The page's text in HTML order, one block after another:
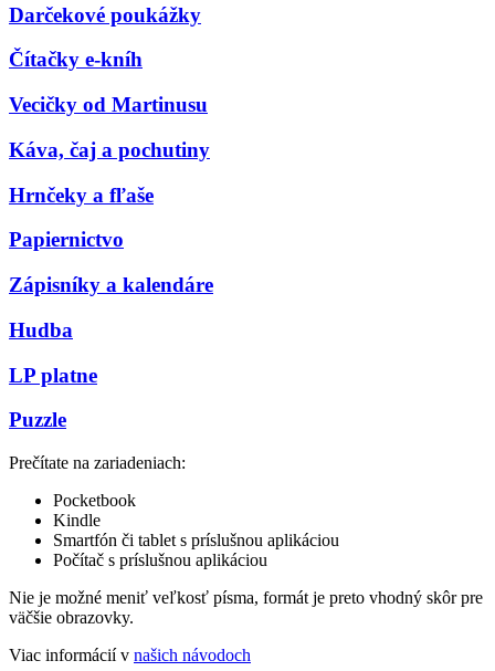
Darčekové poukážky
Čítačky e-kníh
Vecičky od Martinusu
Káva, čaj a pochutiny
Hrnčeky a fľaše
Papiernictvo
Zápisníky a kalendáre
Hudba
LP platne
Puzzle
Prečítate na zariadeniach:
Pocketbook
Kindle
Smartfón či tablet s príslušnou aplikáciou
Počítač s príslušnou aplikáciou
Nie je možné meniť veľkosť písma, formát je preto vhodný skôr pre
väčšie obrazovky.
Viac informácií v našich návodoch